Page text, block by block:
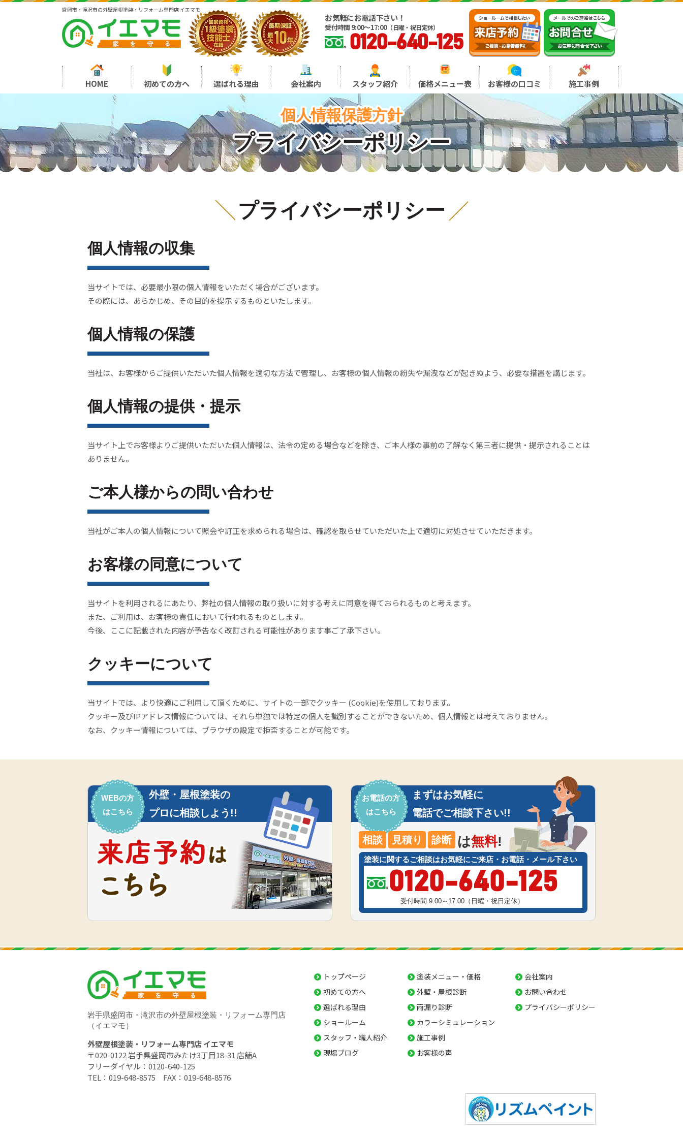
盛岡市・滝沢市の外壁屋根塗装・リフォーム専門店 イエマモ
お気軽にお電話下さい！
受付時間 9:00～17:00（日曜・祝日定休）
0120-640-125
HOME 初めての方へ 選ばれる理由 会社案内 スタッフ紹介 価格メニュー表 お客様の口コミ 施工事例
個人情報保護方針
プライバシーポリシー
プライバシーポリシー
個人情報の収集
当サイトでは、必要最小限の個人情報をいただく場合がございます。
その際には、あらかじめ、その目的を提示するものといたします。
個人情報の保護
当社は、お客様からご提供いただいた個人情報を適切な方法で管理し、お客様の個人情報の紛失や漏洩などが起きぬよう、必要な措置を講じます。
個人情報の提供・提示
当サイト上でお客様よりご提供いただいた個人情報は、法令の定める場合などを除き、ご本人様の事前の了解なく第三者に提供・提示されることは
ありません。
ご本人様からの問い合わせ
当社がご本人の個人情報について照会や訂正を求められる場合は、確認を取らせていただいた上で適切に対処させていただきます。
お客様の同意について
当サイトを利用されるにあたり、弊社の個人情報の取り扱いに対する考えに同意を得ておられるものと考えます。
また、ご利用は、お客様の責任において行われるものとします。
今後、ここに記載された内容が予告なく改訂される可能性があります事ご了承下さい。
クッキーについて
当サイトでは、より快適にご利用して頂くために、サイトの一部でクッキー (Cookie)を使用しております。
クッキー及びIPアドレス情報については、それら単独では特定の個人を識別することができないため、個人情報とは考えておりません。
なお、クッキー情報については、ブラウザの設定で拒否することが可能です。
お電話の方
はこちら
まずはお気軽に
電話でご相談下さい!!
相談 見積り 診断 は無料!
塗装に関するご相談はお気軽にご来店・お電話・メール下さい
0120-640-125
受付時間 9:00～17:00（日曜・祝日定休）
WEBの方
はこちら
外壁・屋根塗装の
プロに相談しよう!!
岩手県盛岡市・滝沢市の外壁屋根塗装・リフォーム専門店
（イエマモ）
外壁屋根塗装・リフォーム専門店 イエマモ
〒020-0122 岩手県盛岡市みたけ3丁目18-31 店舗A
フリーダイヤル： 0120-640-125
TEL： 019-648-8575 FAX：019-648-8576
トップページ
初めての方へ
選ばれる理由
ショールーム
スタッフ・職人紹介
現場ブログ
塗装メニュー・価格
外壁・屋根診断
雨漏り診断
カラーシミュレーション
施工事例
お客様の声
会社案内
お問い合わせ
プライバシーポリシー